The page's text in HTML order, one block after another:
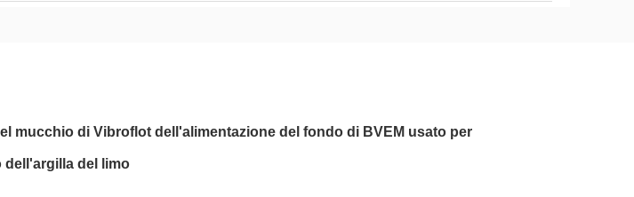
mucchio di Vibroflot dell'alimentazione del fondo di BVEM usato per
del limo